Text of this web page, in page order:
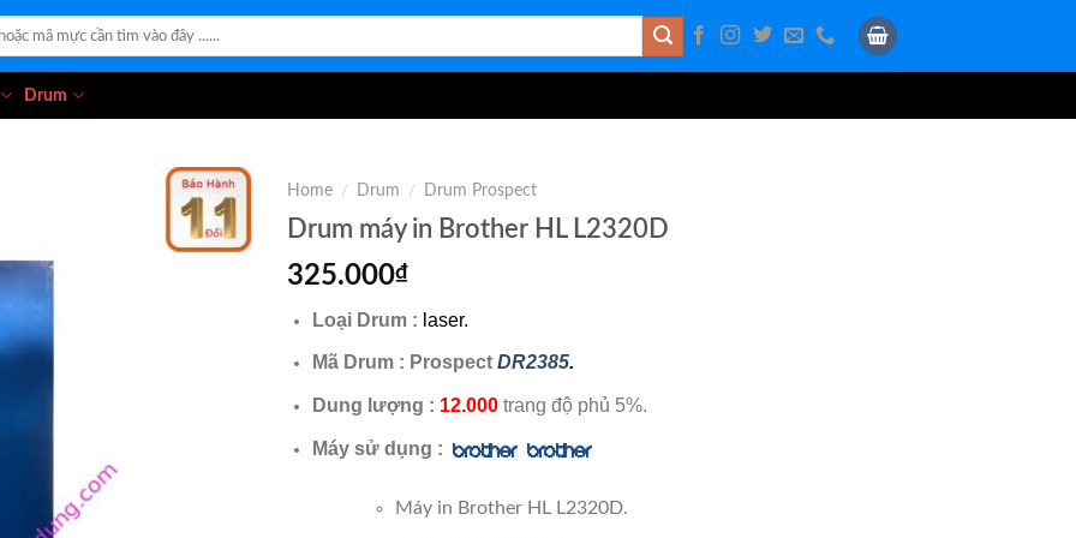
Drum
Home / Drum / Drum Prospect
Drum máy in Brother HL L2320D
325.000₫
Loại Drum : laser.
Mã Drum : Prospect DR2385.
Dung lượng : 12.000trang độ phủ 5%.
Máy sử dụng :
Máy in Brother HL L2320D.